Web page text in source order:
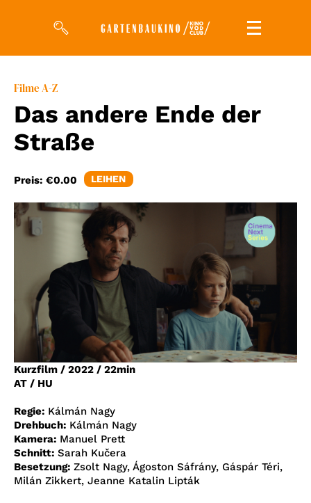
Magazin
Kuratierungen
Events
So geht’s
Filmpakete
Gutscheine
& Filmpässe
Account
Suche
Filme A-Z
Das andere Ende der
Straße
Preis: €0.00 LEIHEN
Kurzfilm / 2022 / 22min
AT / HU
Regie: Kálmán Nagy
Drehbuch: Kálmán Nagy
Kamera: Manuel Prett
Schnitt: Sarah Kučera
Besetzung: Zsolt Nagy, Ágoston Sáfrány, Gáspár Téri,
Milán Zikkert, Jeanne Katalin Lipták